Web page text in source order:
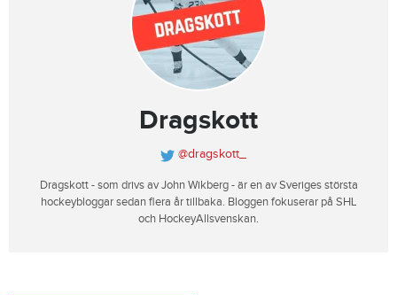
Dragskott
@dragskott_
Dragskott - som drivs av John Wikberg - är en av Sveriges största
hockeybloggar sedan flera år tillbaka. Bloggen fokuserar på SHL
och HockeyAllsvenskan.